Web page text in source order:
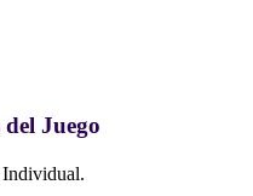
Juego
Individual.